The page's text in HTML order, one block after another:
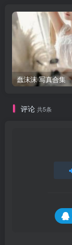
蠢沫沫 写真合集
评论 共5条